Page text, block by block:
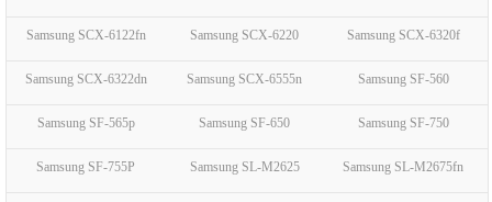
Samsung SCX-6122fn Samsung SCX-6220 Samsung SCX-6320f
Samsung SCX-6322dn Samsung SCX-6555n Samsung SF-560
Samsung SF-565p Samsung SF-650 Samsung SF-750
Samsung SF-755P Samsung SL-M2625 Samsung SL-M2675fn